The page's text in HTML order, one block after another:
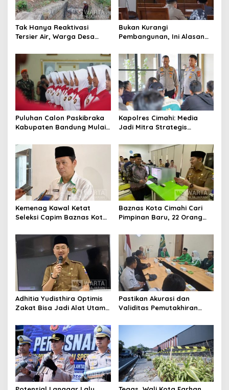
Tak Hanya Reaktivasi
Tersier Air, Warga Desa
Alternatif di Padalarang
Bukan Kurangi
Pembangunan, Ini Alasan
Pengurangan Belanja
Daerah
Puluhan Calon Paskibraka
Kabupaten Bandung Mulai
Kapolres Cimahi: Media
Jadi Mitra Strategis
Publik
Kemenag Kawal Ketat
Seleksi Capim Baznas Kota
Komisioner Baznas
Berintegritas
Baznas Kota Cimahi Cari
Pimpinan Baru, 22 Orang
Adhitia Yudisthira Optimis
Zakat Bisa Jadi Alat Utama
Kota Cimahi
Pastikan Akurasi dan
Validitas Pemutakhiran
Cimahi Lakukan